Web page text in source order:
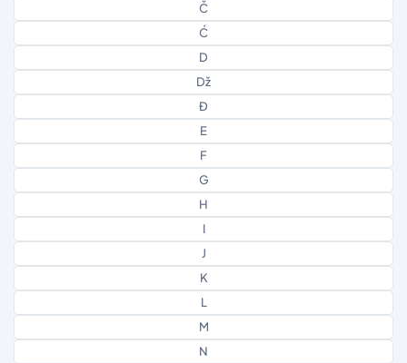
Č
Ć
D
Dž
Đ
E
F
G
H
I
J
K
L
M
N